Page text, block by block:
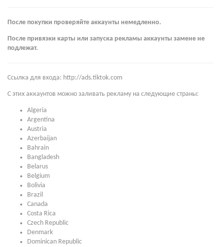
После покупки проверяйте аккаунты немедленно.
После привязки карты или запуска рекламы аккаунты замене не
подлежат.
Ссылка для входа: http://ads.tiktok.com
С этих аккаунтов можно заливать рекламу на следующие страны:
Algeria
Argentina
Austria
Azerbaijan
Bahrain
Bangladesh
Belarus
Belgium
Bolivia
Brazil
Canada
Costa Rica
Czech Republic
Denmark
Dominican Republic